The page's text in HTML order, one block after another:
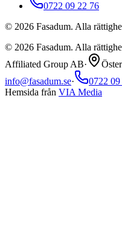
0722 09 22 76
© 2026 Fasadum. Alla
© 2026 Fasadum. Alla
Affiliated Group AB·
info@fasadum.se·
0722
Hemsida från VIA Media